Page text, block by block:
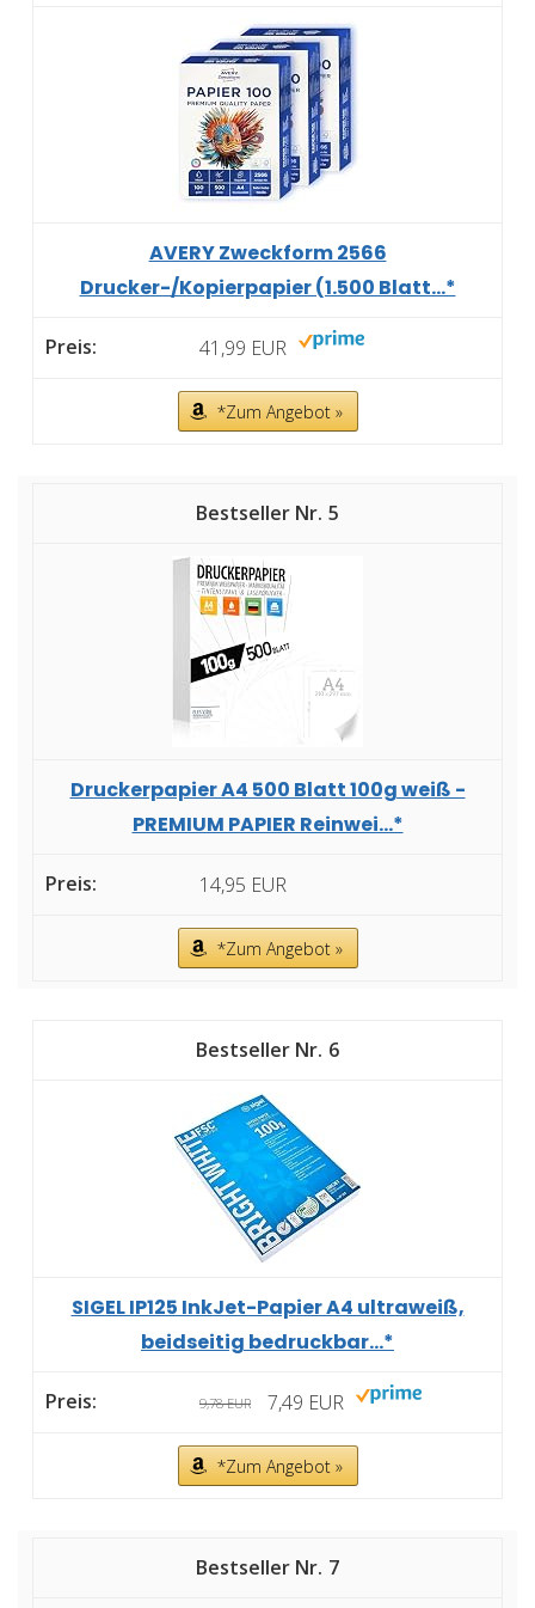
AVERY Zweckform 2566
Drucker-/Kopierpapier (1.500 Blatt...*
41,99 EUR
*Zum Angebot »
5
Druckerpapier A4 500 Blatt 100g weiß -
PREMIUM PAPIER Reinwei...*
14,95 EUR
*Zum Angebot »
6
SIGEL IP125 InkJet-Papier A4 ultraweiß,
beidseitig bedruckbar...*
9,78 EUR 7,49 EUR
*Zum Angebot »
7